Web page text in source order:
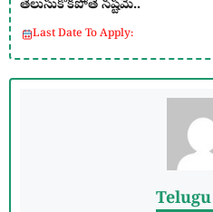
తెలుసుకోకపోతే నష్టమే..
Last Date To Apply: